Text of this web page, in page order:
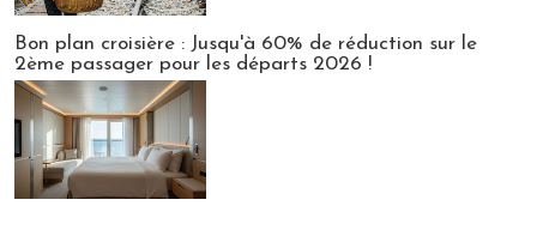
Bon plan croisière : Jusqu'à 60% de réduction sur le
2ème passager pour les départs 2026 !